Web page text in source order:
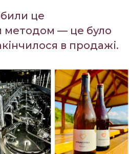
це
методом — це було
в продажі.